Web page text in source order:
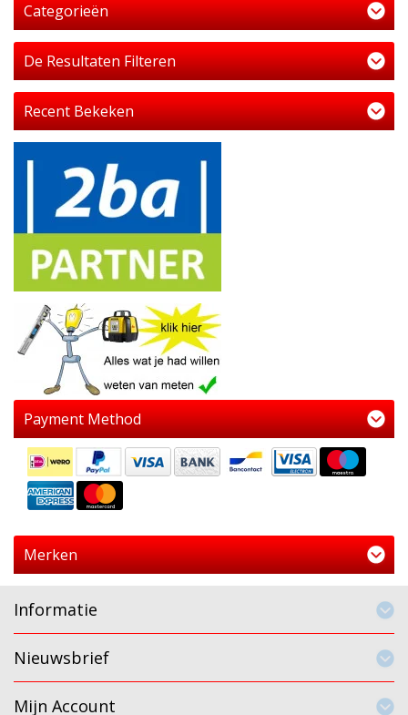
Categorieën
De Resultaten Filteren
Recent Bekeken
Payment Method
Merken
Informatie
Nieuwsbrief
Mijn Account